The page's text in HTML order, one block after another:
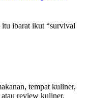
itu ibarat ikut “survival
tempat kuliner,
review kuliner.